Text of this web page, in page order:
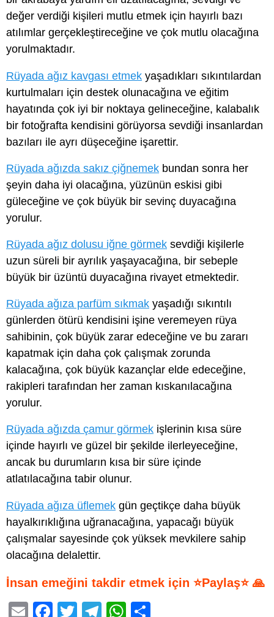
değer verdiği kişileri mutlu etmek için hayırlı bazı
atılımlar gerçekleştireceğine ve çok mutlu olacağına
yorulmaktadır.
Rüyada ağız kavgası etmek yaşadıkları sıkıntılardan
kurtulmaları için destek olunacağına ve eğitim
hayatında çok iyi bir noktaya gelineceğine, kalabalık
bir fotoğrafta kendisini görüyorsa sevdiği insanlardan
bazıları ile ayrı düşeceğine işarettir.
Rüyada ağızda sakız çiğnemek bundan sonra her
şeyin daha iyi olacağına, yüzünün eskisi gibi
güleceğine ve çok büyük bir sevinç duyacağına
yorulur.
Rüyada ağız dolusu iğne görmek sevdiği kişilerle
uzun süreli bir ayrılık yaşayacağına, bir sebeple
büyük bir üzüntü duyacağına rivayet etmektedir.
Rüyada ağıza parfüm sıkmak yaşadığı sıkıntılı
günlerden ötürü kendisini işine veremeyen rüya
sahibinin, çok büyük zarar edeceğine ve bu zararı
kapatmak için daha çok çalışmak zorunda
kalacağına, çok büyük kazançlar elde edeceğine,
rakipleri tarafından her zaman kıskanılacağına
yorulur.
Rüyada ağızda çamur görmek işlerinin kısa süre
içinde hayırlı ve güzel bir şekilde ilerleyeceğine,
ancak bu durumların kısa bir süre içinde
atlatılacağına tabir olunur.
Rüyada ağıza üflemek gün geçtikçe daha büyük
hayalkırıklığına uğranacağına, yapacağı büyük
çalışmalar sayesinde çok yüksek mevkilere sahip
olacağına delalettir.
İnsan emeğini takdir etmek için ⭐Paylaş⭐ 🙏
E
F
T
T
W